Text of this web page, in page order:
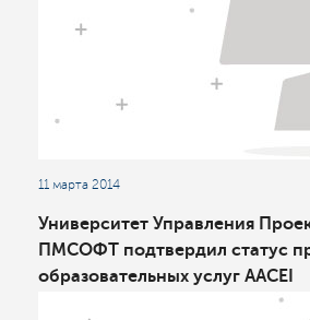
11 марта 2014
Университет Управления
ПМСОФТ подтвердил статус
образовательных услуг AACEI